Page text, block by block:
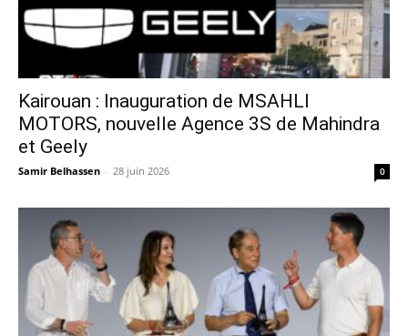
Kairouan : Inauguration de MSAHLI
MOTORS, nouvelle Agence 3S de Mahindra
et Geely
Samir Belhassen - 28 juin 2026 0